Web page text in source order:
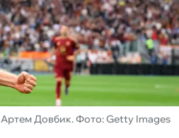
Артем Довбик. Фото: Getty Images